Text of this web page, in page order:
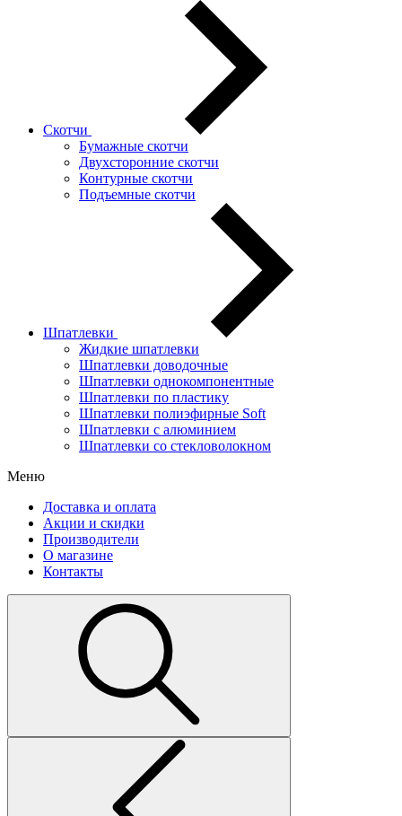
Скотчи
Бумажные скотчи
Двухсторонние скотчи
Контурные скотчи
Подъемные скотчи
Шпатлевки
Жидкие шпатлевки
Шпатлевки доводочные
Шпатлевки однокомпонентные
Шпатлевки по пластику
Шпатлевки полиэфирные Soft
Шпатлевки с алюминием
Шпатлевки со стекловолокном
Меню
Доставка и оплата
Акции и скидки
Производители
О магазине
Контакты